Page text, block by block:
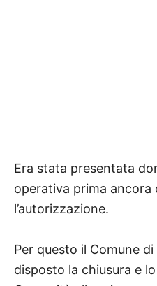
Era stata presentata
operativa prima ancora
l’autorizzazione.
Per questo il Comune
disposto la chiusura e